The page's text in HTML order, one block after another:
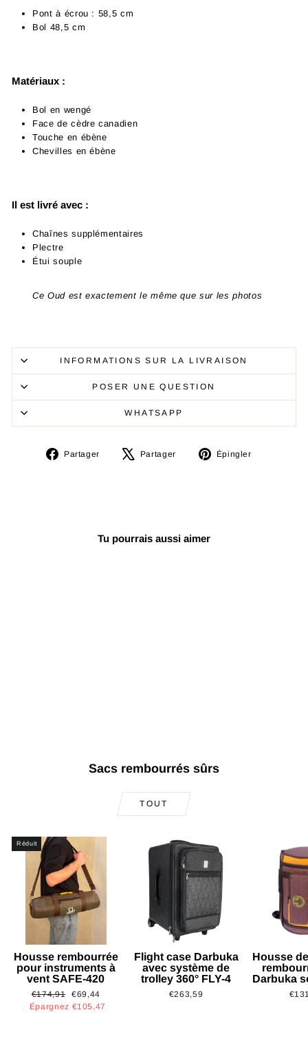
Pont à écrou : 58,5 cm
Bol 48,5 cm
Matériaux :
Bol en wengé
Face de cèdre canadien
Touche en ébène
Chevilles en ébène
Il est livré avec :
Chaînes supplémentaires
Plectre
Étui souple
Ce Oud est exactement le même que sur les photos
INFORMATIONS SUR LA LIVRAISON
POSER UNE QUESTION
WHATSAPP
Partager
PartagerPartager
TweeterÉpingler
Tu pourrais aussi aimer
Sacs rembourrés sûrs
TOUT
Réduit
Housse rembourrée
pour instruments à
vent SAFE-420
Prix
régulier
€174,91
Prix
réduit
€69,44
Épargnez €105,47
Flight case Darbuka
avec système de
trolley 360° FLY-4
€263,59
Housse
Darbuka